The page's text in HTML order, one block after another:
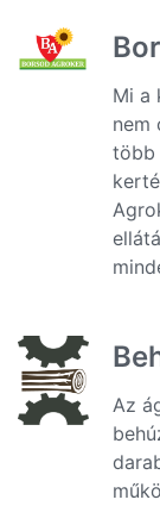
Mi a
nem
több
Az